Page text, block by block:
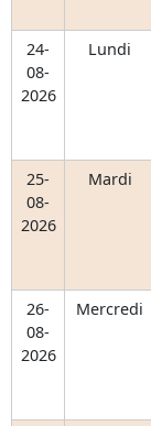
24-
08-
2026
Lundi
25-
08-
2026
Mardi
26-
08-
2026
Mercredi